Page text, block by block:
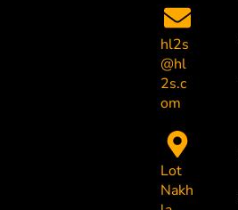
hl2s
@hl
2s.c
om
Lot
Nakh